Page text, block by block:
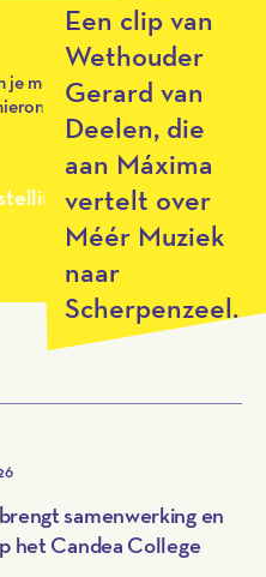
marketing cookies te
om je cookie
Een clip van
Wethouder
Gerard van
Deelen, die
aan Máxima
vertelt over
Méér Muziek
naar
Scherpenzeel.
samenwerking en
het Candea College